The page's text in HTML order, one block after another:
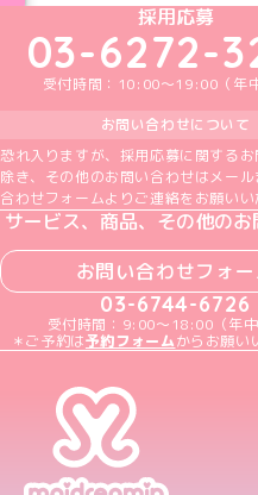
めいどりー
めいど
め
採用応募
03-6272-
受付時間：10:00～19:00（年中
お問い合わせについて
恐れ入りますが、採用応募に関するお
除き、その他のお問い合わせはメー
合わせフォームよりご連絡をお願いい
サービス、商品、その他のお
お問い合わせフォ
03-6744-6726
受付時間：9:00～18:00（年中
＊ご予約は予約フォームからお願い